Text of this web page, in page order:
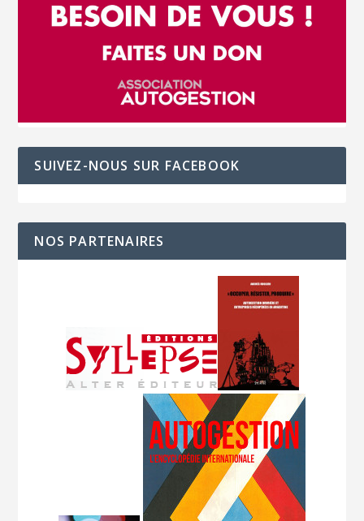
SUIVEZ-NOUS SUR FACEBOOK
NOS PARTENAIRES